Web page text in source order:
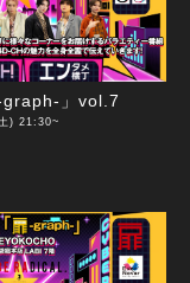
graph-」vol.7
) 21:30~